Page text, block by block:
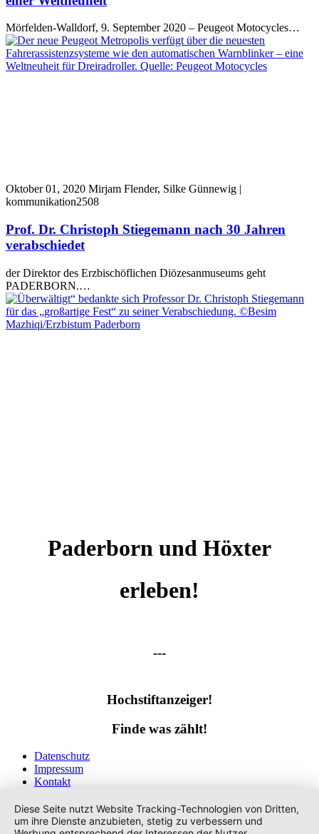
Mörfelden-Walldorf, 9. September 2020 – Peugeot Motocycles…
Oktober 01, 2020 Mirjam Flender, Silke Günnewig |
kommunikation2508
Prof. Dr. Christoph Stiegemann nach 30 Jahren
verabschiedet
der Direktor des Erzbischöflichen Diözesanmuseums geht
PADERBORN.…
Paderborn und Höxter
erleben!
---
Hochstiftanzeiger!
Finde was zählt!
Datenschutz
Impressum
Kontakt
Diese Seite nutzt Website Tracking-Technologien von Dritten,
um ihre Dienste anzubieten, stetig zu verbessern und